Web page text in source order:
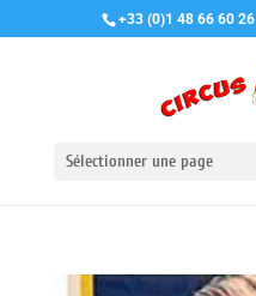
+33 (0)1 48 66 60 26
Sélectionner une page